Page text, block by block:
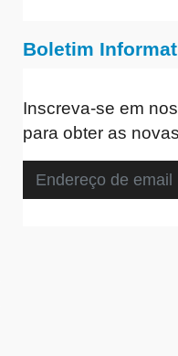
Boletim
Inscreva-se em
para obter as